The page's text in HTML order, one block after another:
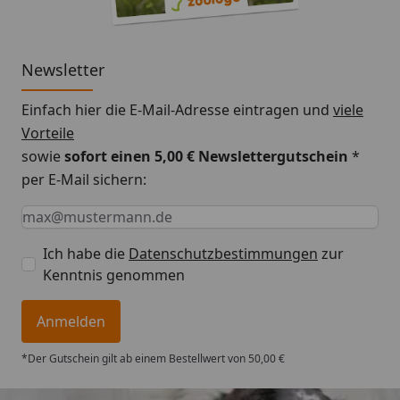
um deren Flüssigkeitszufuhr zu begünstigen und um
Erkrankungen beizutragen.
Newsletter
Einfach hier die E-Mail-Adresse eintragen und viele
Vorteile
sowiesofort einen 5,00 € Newslettergutschein *
per E-Mail sichern:
Keine Eingabe erforderlich
Eingabe erforderlich
E-Mail *
Ich habe die Datenschutzbestimmungen zur
Kenntnis genommen
Anmelden
*Der Gutschein gilt ab einem Bestellwert von 50,00 €